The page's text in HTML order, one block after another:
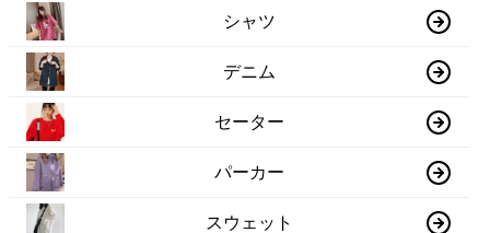
シャツ
デニム
セーター
パーカー
スウェット